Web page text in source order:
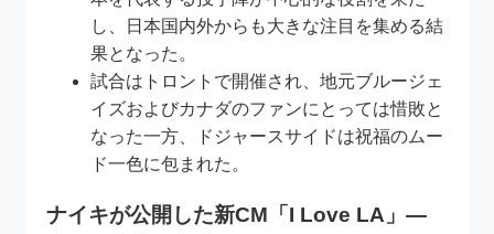
し、日本国内外からも大きな注目を集める結
果となった。
試合はトロントで開催され、地元ブルージェ
イズおよびカナダのファンにとっては惜敗と
なった一方、ドジャースサイドは祝福のムー
ド一色に包まれた。
ナイキが公開した新CM「I Love LA」―